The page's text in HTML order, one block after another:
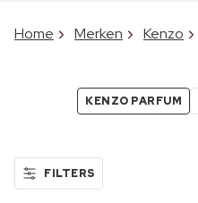
Home Merken Kenzo
KENZO PARFUM
FILTERS